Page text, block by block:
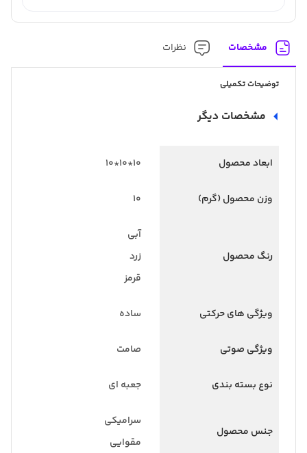
مشخصات نظرات
توضیحات تکمیلی
مشخصات دیگر
ابعاد محصول 10*10*10
وزن محصول (گرم) 10
رنگ محصول
آبی
زرد
قرمز
ویژگی های حرکتی ساده
ویژگی صوتی صامت
نوع بسته بندی جعبه ای
جنس محصول
سرامیکی
مقوایی